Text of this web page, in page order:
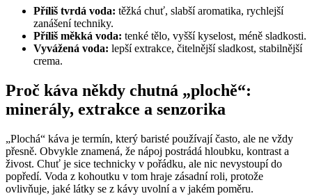
Příliš tvrdá voda: těžká chuť, slabší aromatika, rychlejší
zanášení techniky.
Příliš měkká voda: tenké tělo, vyšší kyselost, méně sladkosti.
Vyvážená voda: lepší extrakce, čitelnější sladkost, stabilnější
crema.
Proč káva někdy chutná „plochě“:
minerály, extrakce a senzorika
„Plochá“ káva je termín, který baristé používají často, ale ne vždy
přesně. Obvykle znamená, že nápoj postrádá hloubku, kontrast a
živost. Chuť je sice technicky v pořádku, ale nic nevystoupí do
popředí. Voda z kohoutku v tom hraje zásadní roli, protože
ovlivňuje, jaké látky se z kávy uvolní a v jakém poměru.